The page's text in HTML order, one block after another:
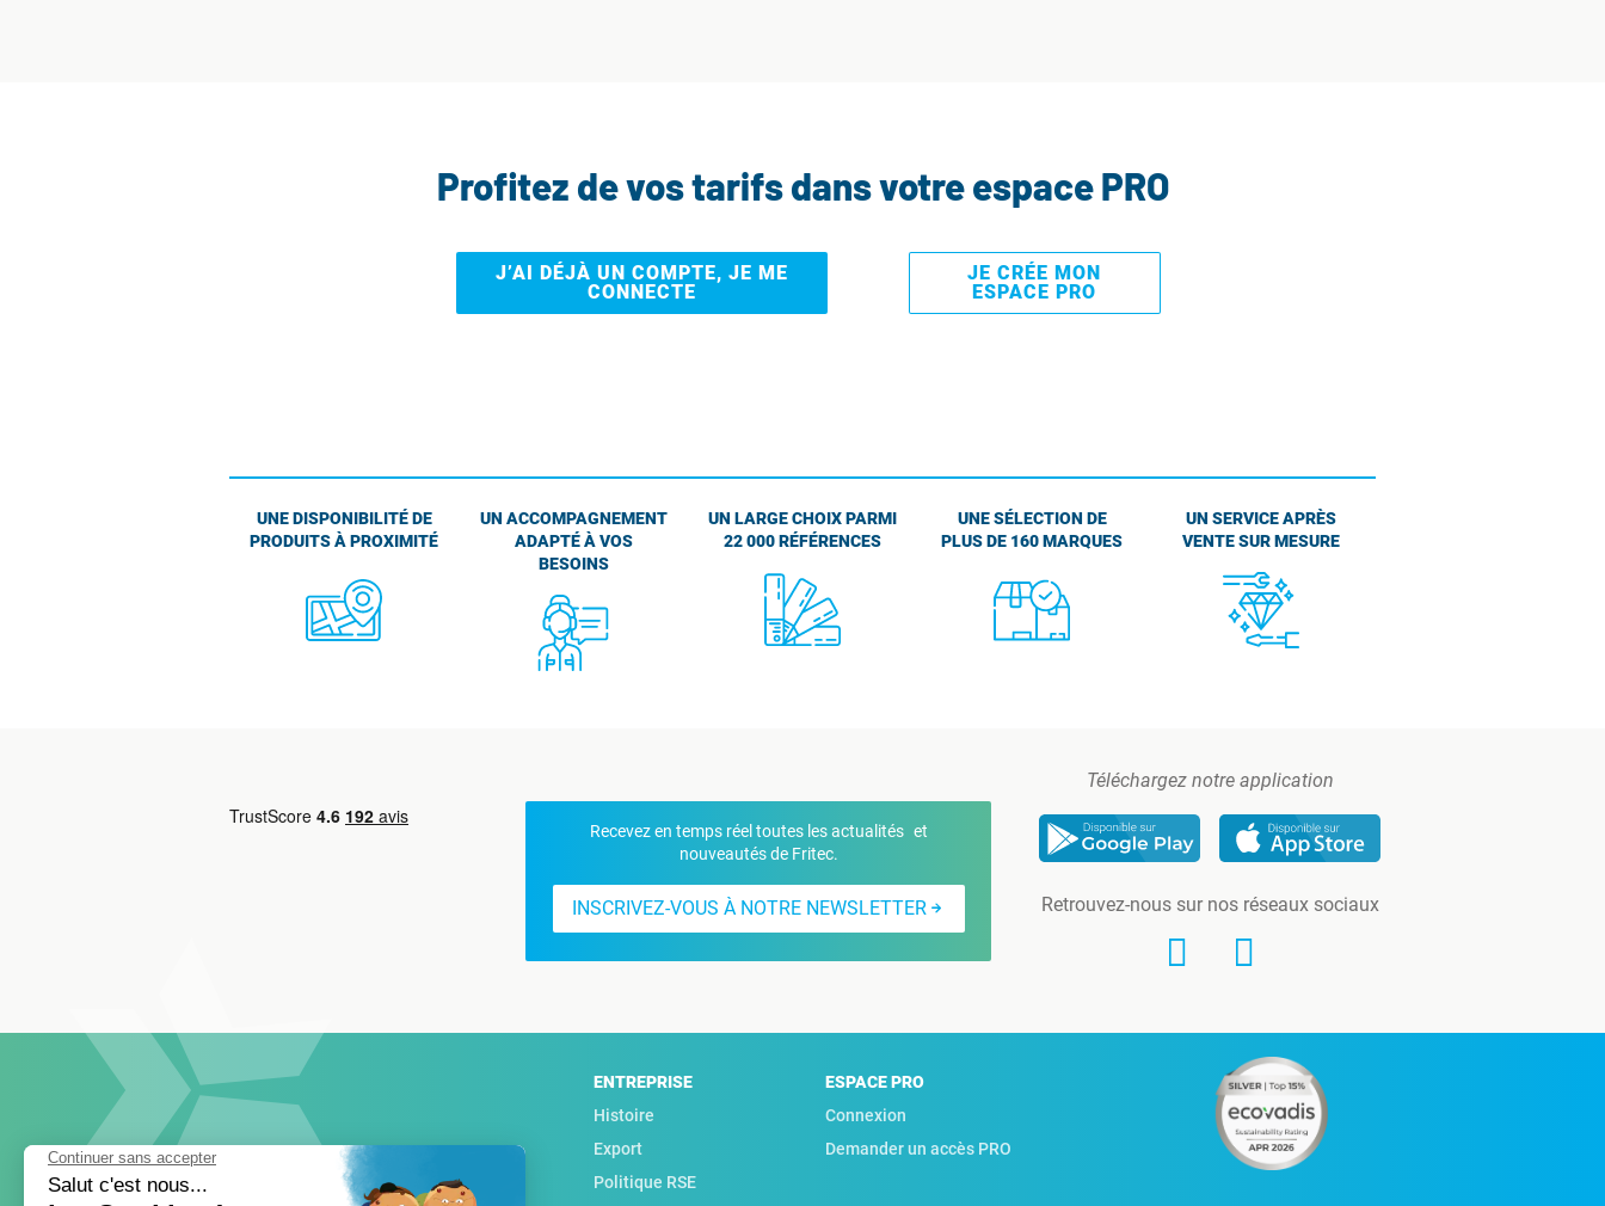
Profitez de vos tarifs dans votre espace PRO
J’AI DÉJÀ UN COMPTE, JE ME
CONNECTE
JE CRÉE MON
ESPACE PRO
UNE DISPONIBILITÉ DE
PRODUITS À PROXIMITÉ
UN ACCOMPAGNEMENT
ADAPTÉ À VOS
BESOINS
UN LARGE CHOIX PARMI
22 000 RÉFÉRENCES
UNE SÉLECTION DE
PLUS DE 160 MARQUES
UN SERVICE APRÈS
VENTE SUR MESURE
Recevez en temps réel toutes les actualités et
nouveautés de Fritec.
INSCRIVEZ-VOUS À NOTRE NEWSLETTER
Téléchargez notre application
Retrouvez-nous sur nos réseaux sociaux
ENTREPRISE
Histoire
Export
Politique RSE
ESPACE PRO
Connexion
Demander un accès PRO